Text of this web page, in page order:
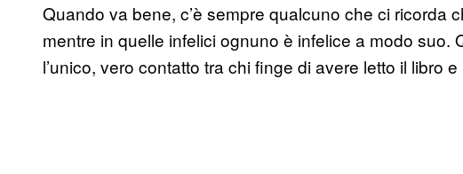
Quando va bene, c’è sempre qualcuno che ci ricorda
mentre in quelle infelici ognuno è infelice a modo suo.
l’unico, vero contatto tra chi finge di avere letto il libro